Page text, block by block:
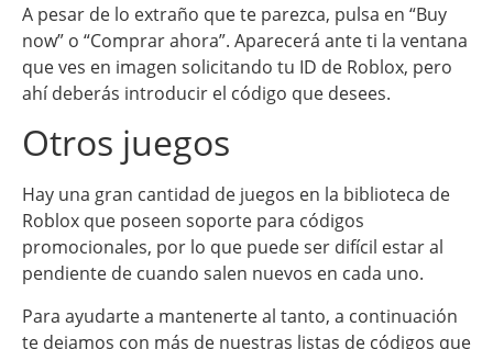
A pesar de lo extraño que te parezca, pulsa en “Buy
now” o “Comprar ahora”. Aparecerá ante ti la ventana
que ves en imagen solicitando tu ID de Roblox, pero
ahí deberás introducir el código que desees.
Otros juegos
Hay una gran cantidad de juegos en la biblioteca de
Roblox que poseen soporte para códigos
promocionales, por lo que puede ser difícil estar al
pendiente de cuando salen nuevos en cada uno.
Para ayudarte a mantenerte al tanto, a continuación
te dejamos con más de nuestras listas de códigos que